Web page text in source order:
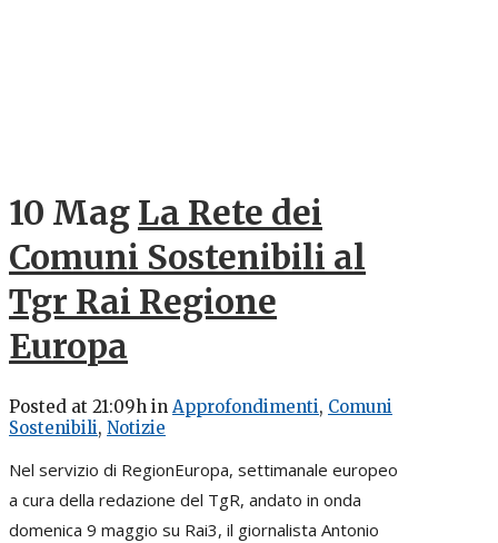
10 Mag La Rete dei
Comuni Sostenibili al
Tgr Rai Regione
Europa
Posted at 21:09h in Approfondimenti, Comuni
Sostenibili, Notizie
Nel servizio di RegionEuropa, settimanale europeo
a cura della redazione del TgR, andato in onda
domenica 9 maggio su Rai3, il giornalista Antonio